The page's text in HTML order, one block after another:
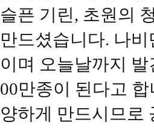
슬픈 기린, 초원의
만드셨습니다. 나
이며 오늘날까지
00만종이 된다고
양하게 만드시므로